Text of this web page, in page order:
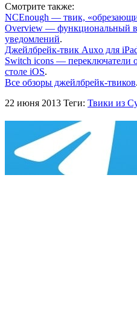
Смотрите также:
NCEnough — твик,
Overview — функциональный
уведомлений.
Джейлбрейк-твик Auxo для
Switch icons — переключатели
столе iOS.
Все обзоры джейлбрейк-твиков.
22 июня 2013 Теги: Твики из